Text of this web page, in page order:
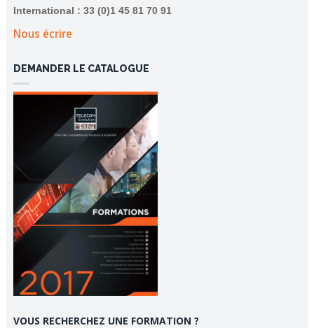
International : 33 (0)1 45 81 70 91
Nous écrire
DEMANDER LE CATALOGUE
VOUS RECHERCHEZ UNE FORMATION ?